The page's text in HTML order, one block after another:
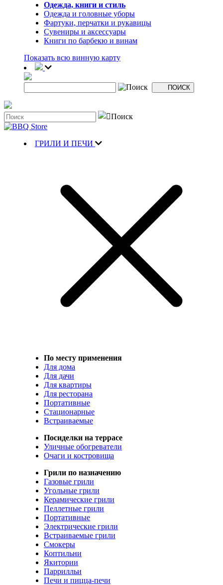
Одежда, книги и стиль
Одежда и головные уборы
Фартуки, перчатки и рукавицы
Сувениры и аксессуары
Книги по барбекю и винам
Показать всю винную карту
ГРИЛИ И ПЕЧИ
По месту применения
Для дома
Для дачи
Для квартиры
Для ресторана
Портативные
Стационарные
Встраиваемые
Посиделки на террасе
Уличные обогреватели
Очаги и костровища
Грили по назначению
Газовые грили
Угольные грили
Керамические грили
Пеллетные грили
Портативные
Электрические грили
Встраиваемые грили
Смокеры
Коптильни
Якитории
Паррилльи
Печи и пицца-печи